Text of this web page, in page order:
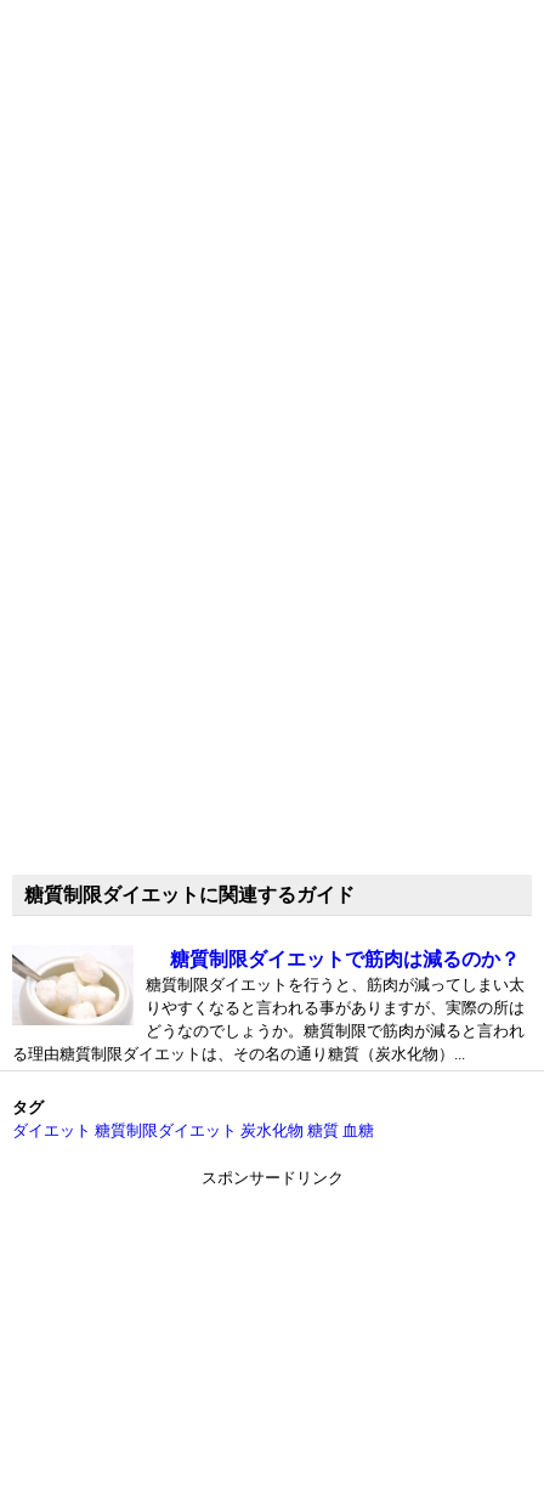
糖質制限ダイエットに関連するガイド
糖質制限ダイエットで筋肉は減るのか？
糖質制限ダイエットを行うと、筋肉が減ってしまい太
りやすくなると言われる事がありますが、実際の所は
どうなのでしょうか。糖質制限で筋肉が減ると言われ
る理由糖質制限ダイエットは、その名の通り糖質（炭水化物）...
タグ
ダイエット 糖質制限ダイエット 炭水化物 糖質 血糖
スポンサードリンク